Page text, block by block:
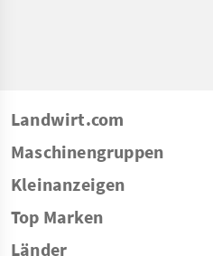
Landwirt.com
Maschinengruppen
Kleinanzeigen
Top Marken
Länder